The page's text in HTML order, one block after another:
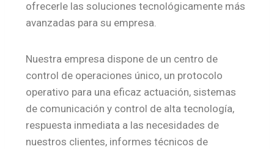
ofrecerle las soluciones tecnológicamente más
avanzadas para su empresa.
Nuestra empresa dispone de un centro de
control de operaciones único, un protocolo
operativo para una eficaz actuación, sistemas
de comunicación y control de alta tecnología,
respuesta inmediata a las necesidades de
nuestros clientes, informes técnicos de